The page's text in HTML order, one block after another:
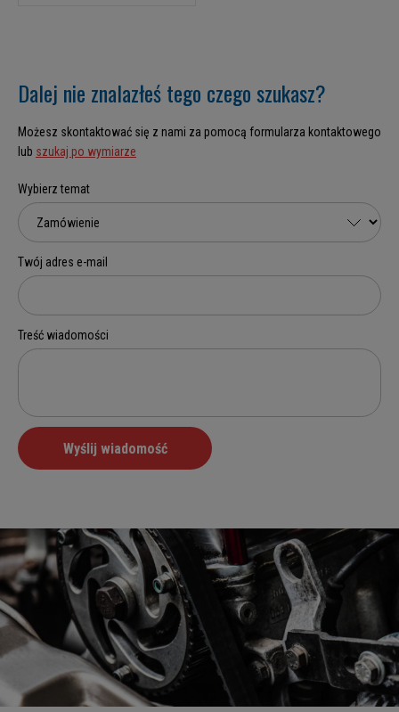
Dalej nie znalazłeś tego czego szukasz?
Możesz skontaktować się z nami za pomocą formularza kontaktowego
lub szukaj po wymiarze